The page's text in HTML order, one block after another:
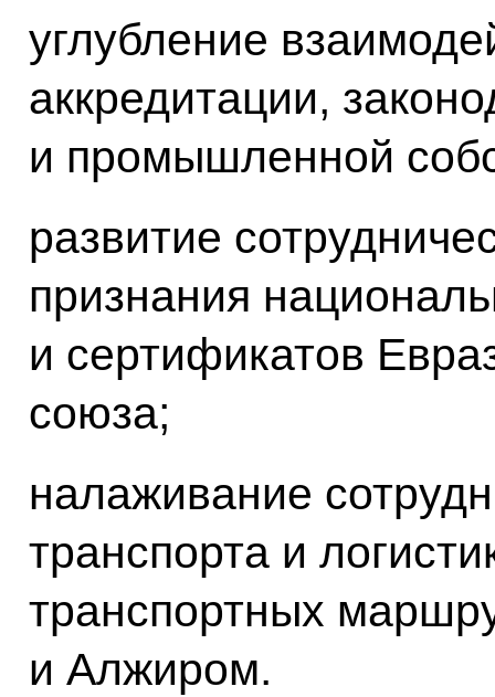
углубление
аккредитации,
и промышленной
развитие
признания
и сертификатов
союза;
налаживание
транспорта и
транспортных
и Алжиром.